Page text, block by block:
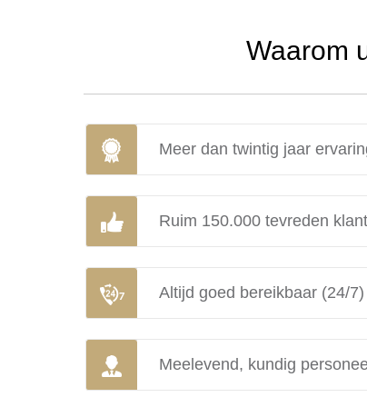
Waarom
Meer dan twintig jaar
Ruim 150.000 tevreden
Altijd goed bereikbaar (24/7)
Meelevend, kundig